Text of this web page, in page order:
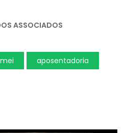
ASSOCIADOS
aposentadoria